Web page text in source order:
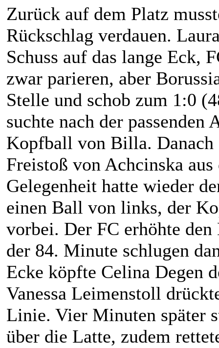
Zurück auf dem Platz
Rückschlag verdauen.
Schuss auf das lange Eck,
zwar parieren, aber
Stelle und schob zum 1:0
suchte nach der
Kopfball von Billa. Danach
Freistoß von Achcinska
Gelegenheit hatte wieder
einen Ball von links, der
vorbei. Der FC erhöhte
der 84. Minute schlugen
Ecke köpfte Celina Degen
Vanessa Leimenstoll
Linie. Vier Minuten später
über die Latte, zudem